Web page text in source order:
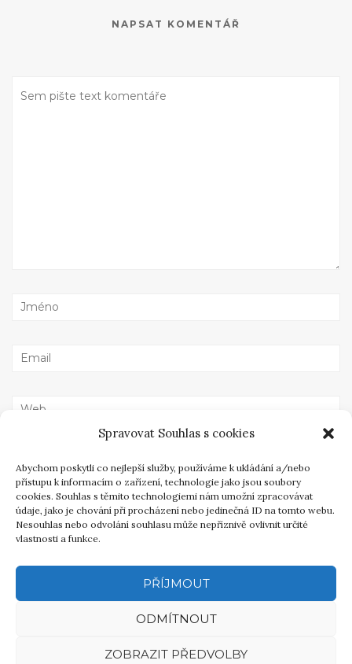
Spravovat Souhlas s cookies
Abychom poskytli co nejlepší služby, používáme k ukládání a/nebo
přístupu k informacím o zařízení, technologie jako jsou soubory
cookies. Souhlas s těmito technologiemi nám umožní zpracovávat
údaje, jako je chování při procházení nebo jedinečná ID na tomto webu.
Nesouhlas nebo odvolání souhlasu může nepříznivě ovlivnit určité
vlastnosti a funkce.
PŘÍJMOUT
ODMÍTNOUT
ZOBRAZIT PŘEDVOLBY
NAPSAT KOMENTÁŘ
Příspěvky
FOTOGALERIE – RENOVACE OSELLA PA30 ZYTEK LRM
PRVNÍ LETOŠNÍ ZÁVOD SÉRIE HISTO CUP PRO CLIMART